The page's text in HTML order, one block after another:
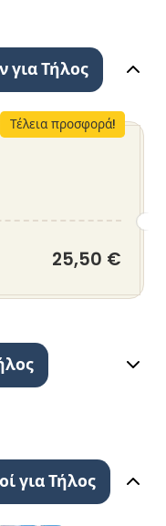
για Τήλος
Τέλεια προσφορά!
25,50 €
για Τήλος